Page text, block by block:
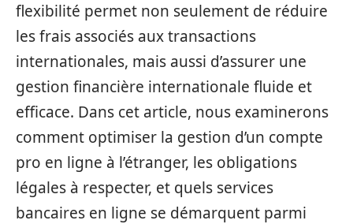
flexibilité permet non seulement de réduire
les frais associés aux transactions
internationales, mais aussi d’assurer une
gestion financière internationale fluide et
efficace. Dans cet article, nous examinerons
comment optimiser la gestion d’un compte
pro en ligne à l’étranger, les obligations
légales à respecter, et quels services
bancaires en ligne se démarquent parmi